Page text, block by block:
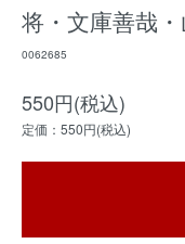
将・文庫善哉
0062685
550円(税込)
定価：550円(税込)